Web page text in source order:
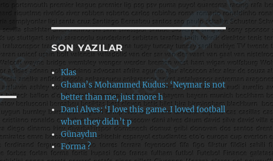
SON YAZILAR
Klas
Ghana’s Mohammed Kudus: ‘Neymar is not
better than me, just more h
Dani Alves: ‘I love this game. I loved football
when they didn’t p
Günaydın
Forma ?